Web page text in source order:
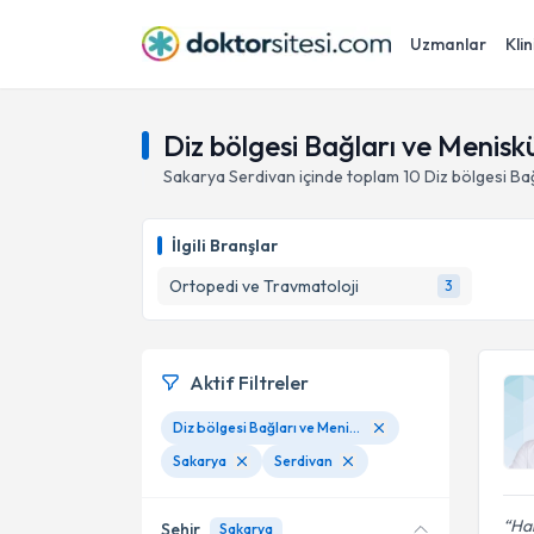
Uzmanlar
Diz bölgesi Bağları ve
Sakarya Serdivan içinde toplam 10 Diz bölgesi
İlgili Branşlar
Ortopedi ve Travmatoloji
3
Aktif Filtreler
Diz bölgesi Bağları ve Menisküs yırtıklarında Artroskopik Cerrahi
Sakarya
Serdivan
Şehir Sakarya